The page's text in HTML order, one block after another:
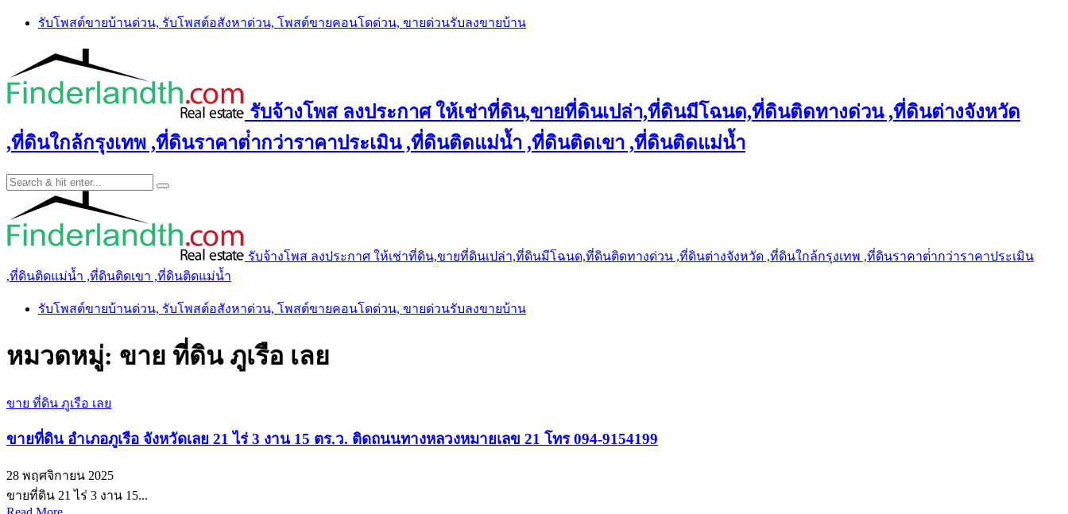
Skip
รับโพสต์ขายบ้านด่วน, รับโพสต์อสังหาด่วน, โพสต์ขายคอนโดด่วน, ขายด่วนรับลงขายบ้าน
รับจ้างโพส ลงประกาศ ให้เช่าที่ดิน,ขายที่ดินเปล่า,ที่ดินมีโฉนด,ที่ดินติดทางด่วน ,ที่ดินต่างจังหวัด
,ที่ดินใกล้กรุงเทพ ,ที่ดินราคาต่ํากว่าราคาประเมิน ,ที่ดินติดแม่น้ำ ,ที่ดินติดเขา ,ที่ดินติดแม่น้ำ
รับจ้างโพส ลงประกาศ ให้เช่าที่ดิน,ขายที่ดินเปล่า,ที่ดินมีโฉนด,ที่ดินติดทางด่วน ,ที่ดินต่างจังหวัด ,ที่ดินใกล้กรุงเทพ ,ที่ดินราคาต่ํากว่าราคาประเมิน
,ที่ดินติดแม่น้ำ ,ที่ดินติดเขา ,ที่ดินติดแม่น้ำ
รับโพสต์ขายบ้านด่วน, รับโพสต์อสังหาด่วน, โพสต์ขายคอนโดด่วน, ขายด่วนรับลงขายบ้าน
หมวดหมู่: ขาย ที่ดิน ภูเรือ เลย
ขาย ที่ดิน ภูเรือ เลย
ขายที่ดิน อำเภอภูเรือ จังหวัดเลย 21 ไร่ 3 งาน 15 ตร.ว. ติดถนนทางหลวงหมายเลข 21 โทร 094-9154199
28 พฤศจิกายน 2025
ขายที่ดิน 21 ไร่ 3 งาน 15...